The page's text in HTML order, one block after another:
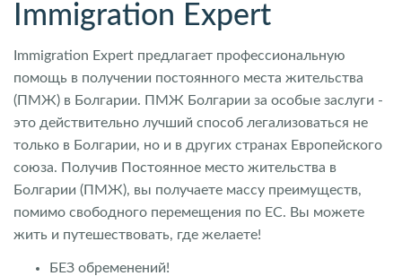
Immigration Expert
Immigration Expert предлагает профессиональную
помощь в получении постоянного места жительства
(ПМЖ) в Болгарии. ПМЖ Болгарии за особые заслуги -
это действительно лучший способ легализоваться не
только в Болгарии, но и в других странах Европейского
союза. Получив Постоянное место жительства в
Болгарии (ПМЖ), вы получаете массу преимуществ,
помимо свободного перемещения по ЕС. Вы можете
жить и путешествовать, где желаете!
БЕЗ обременений!